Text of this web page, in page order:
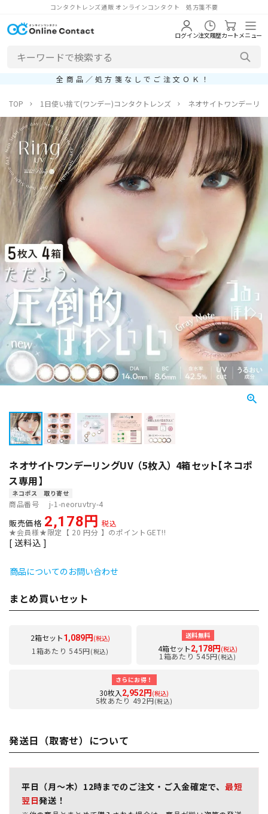
コンタクトレンズ通販 オンラインコンタクト 処方箋不要
ログイン注文履歴カートメニュー
全商品／処方箋なしでご注文ＯＫ！
TOP 1日使い捨て(ワンデー)コンタクトレンズ ネオサイトワンデーリン
ネオサイトワンデーリングUV （5枚入） 4箱セット【ネコポ
ス専用】
ネコポス 取り寄せ
商品番号 j-1-neoruvtry-4
販売価格 2,178
税込
★会員様★限定【 20 円分 】のポイントGET!!
送料込
商品についてのお問い合わせ
まとめ買いセット
2箱セット1,089円 (税込)
1箱あたり 545円(税込)
送料無料
4箱セット2,178円 (税込)
1箱あたり 545円(税込)
さらにお得！
30枚入2,952円 (税込)
5枚あたり 492円(税込)
発送日（取寄せ）について
平日（月～木）12時までのご注文・ご入金確定で、 最短
翌日発送！